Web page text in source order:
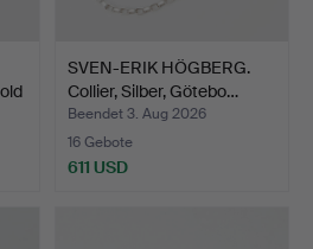
SVEN-ERIK HÖGBERG.
Collier, Silber, Götebo…
Beendet 3. Aug 2026
16 Gebote
611 USD